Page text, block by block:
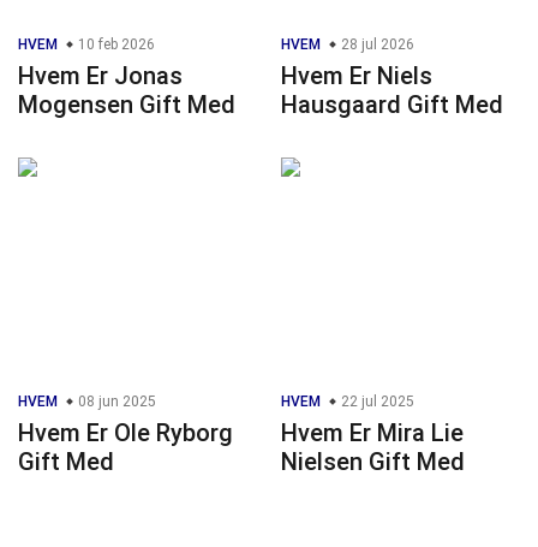
HVEM 10 feb 2026
Hvem Er Jonas
Mogensen Gift Med
HVEM 28 jul 2026
Hvem Er Niels
Hausgaard Gift Med
HVEM 08 jun 2025
Hvem Er Ole Ryborg
Gift Med
HVEM 22 jul 2025
Hvem Er Mira Lie
Nielsen Gift Med